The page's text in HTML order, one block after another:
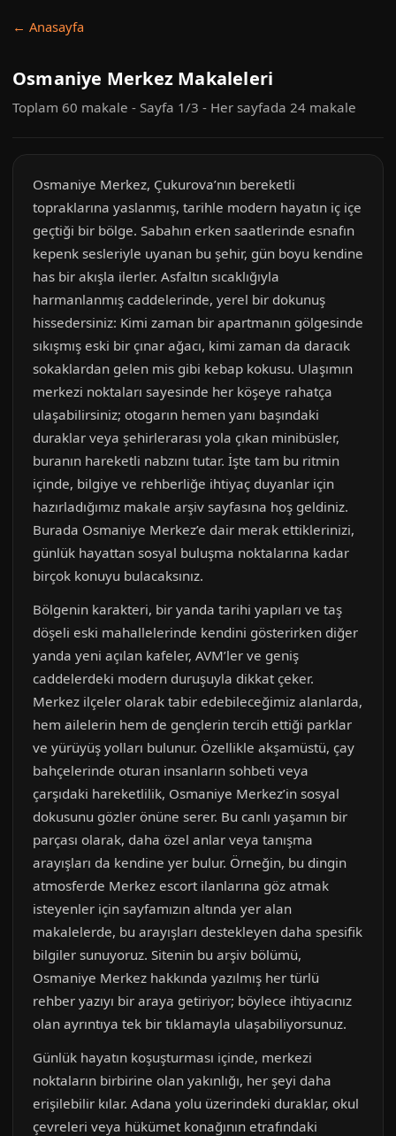
← Anasayfa
Osmaniye Merkez Makaleleri
Toplam 60 makale - Sayfa 1/3 - Her sayfada 24 makale
Osmaniye Merkez, Çukurova’nın bereketli
topraklarına yaslanmış, tarihle modern hayatın iç içe
geçtiği bir bölge. Sabahın erken saatlerinde esnafın
kepenk sesleriyle uyanan bu şehir, gün boyu kendine
has bir akışla ilerler. Asfaltın sıcaklığıyla
harmanlanmış caddelerinde, yerel bir dokunuş
hissedersiniz: Kimi zaman bir apartmanın gölgesinde
sıkışmış eski bir çınar ağacı, kimi zaman da daracık
sokaklardan gelen mis gibi kebap kokusu. Ulaşımın
merkezi noktaları sayesinde her köşeye rahatça
ulaşabilirsiniz; otogarın hemen yanı başındaki
duraklar veya şehirlerarası yola çıkan minibüsler,
buranın hareketli nabzını tutar. İşte tam bu ritmin
içinde, bilgiye ve rehberliğe ihtiyaç duyanlar için
hazırladığımız makale arşiv sayfasına hoş geldiniz.
Burada Osmaniye Merkez’e dair merak ettiklerinizi,
günlük hayattan sosyal buluşma noktalarına kadar
birçok konuyu bulacaksınız.
Bölgenin karakteri, bir yanda tarihi yapıları ve taş
döşeli eski mahallelerinde kendini gösterirken diğer
yanda yeni açılan kafeler, AVM’ler ve geniş
caddelerdeki modern duruşuyla dikkat çeker.
Merkez ilçeler olarak tabir edebileceğimiz alanlarda,
hem ailelerin hem de gençlerin tercih ettiği parklar
ve yürüyüş yolları bulunur. Özellikle akşamüstü, çay
bahçelerinde oturan insanların sohbeti veya
çarşıdaki hareketlilik, Osmaniye Merkez’in sosyal
dokusunu gözler önüne serer. Bu canlı yaşamın bir
parçası olarak, daha özel anlar veya tanışma
arayışları da kendine yer bulur. Örneğin, bu dingin
atmosferde Merkez escort ilanlarına göz atmak
isteyenler için sayfamızın altında yer alan
makalelerde, bu arayışları destekleyen daha spesifik
bilgiler sunuyoruz. Sitenin bu arşiv bölümü,
Osmaniye Merkez hakkında yazılmış her türlü
rehber yazıyı bir araya getiriyor; böylece ihtiyacınız
olan ayrıntıya tek bir tıklamayla ulaşabiliyorsunuz.
Günlük hayatın koşuşturması içinde, merkezi
noktaların birbirine olan yakınlığı, her şeyi daha
erişilebilir kılar. Adana yolu üzerindeki duraklar, okul
çevreleri veya hükümet konağının etrafındaki